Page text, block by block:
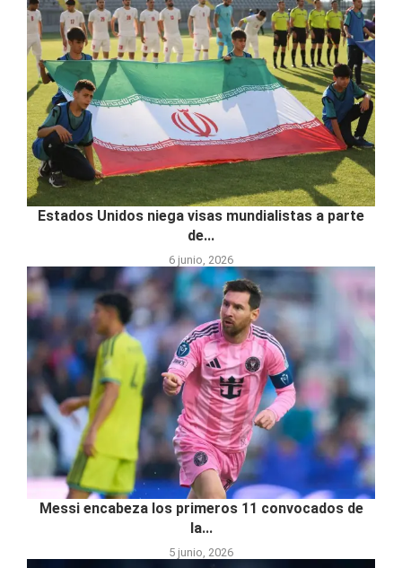
Estados Unidos niega visas mundialistas a parte
de...
6 junio, 2026
Messi encabeza los primeros 11 convocados de
la...
5 junio, 2026